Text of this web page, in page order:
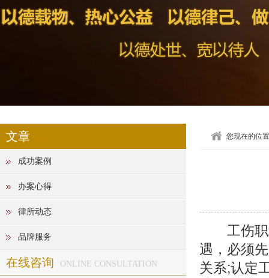
文章
成功案例
办案心得
律所动态
品牌服务
在线咨询 ONLINE CONSULTATION
您现在的位
工伤职
遇，必须
关系;认定